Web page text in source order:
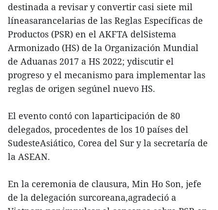
destinada a revisar y convertir casi siete mil
líneasarancelarias de las Reglas Específicas de
Productos (PSR) en el AKFTA delSistema
Armonizado (HS) de la Organización Mundial
de Aduanas 2017 a HS 2022; ydiscutir el
progreso y el mecanismo para implementar las
reglas de origen segúnel nuevo HS.
El evento contó con laparticipación de 80
delegados, procedentes de los 10 países del
SudesteAsiático, Corea del Sur y la secretaría de
la ASEAN.
En la ceremonia de clausura, Min Ho Son, jefe
de la delegación surcoreana,agradeció a